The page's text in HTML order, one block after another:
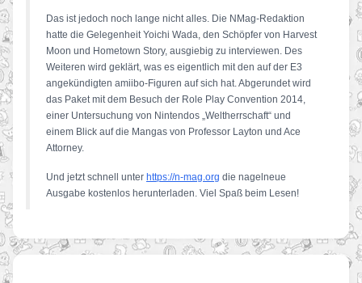
Das ist jedoch noch lange nicht alles. Die NMag-Redaktion
hatte die Gelegenheit Yoichi Wada, den Schöpfer von Harvest
Moon und Hometown Story, ausgiebig zu interviewen. Des
Weiteren wird geklärt, was es eigentlich mit den auf der E3
angekündigten amiibo-Figuren auf sich hat. Abgerundet wird
das Paket mit dem Besuch der Role Play Convention 2014,
einer Untersuchung von Nintendos „Weltherrschaft“ und
einem Blick auf die Mangas von Professor Layton und Ace
Attorney.
Und jetzt schnell unter https://n-mag.org die nagelneue
Ausgabe kostenlos herunterladen. Viel Spaß beim Lesen!